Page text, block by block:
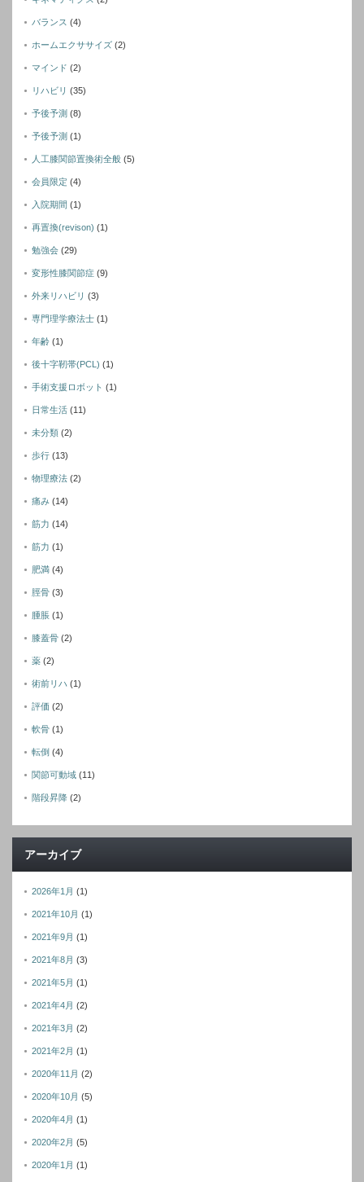
バランス (4)
ホームエクササイズ (2)
マインド (2)
リハビリ (35)
予後予測 (8)
予後予測 (1)
人工膝関節置換術全般 (5)
会員限定 (4)
入院期間 (1)
再置換(revison) (1)
勉強会 (29)
変形性膝関節症 (9)
外来リハビリ (3)
専門理学療法士 (1)
年齢 (1)
後十字靭帯(PCL) (1)
手術支援ロボット (1)
日常生活 (11)
未分類 (2)
歩行 (13)
物理療法 (2)
痛み (14)
筋力 (14)
筋力 (1)
肥満 (4)
脛骨 (3)
腫脹 (1)
膝蓋骨 (2)
薬 (2)
術前リハ (1)
評価 (2)
軟骨 (1)
転倒 (4)
関節可動域 (11)
階段昇降 (2)
アーカイブ
2026年1月 (1)
2021年10月 (1)
2021年9月 (1)
2021年8月 (3)
2021年5月 (1)
2021年4月 (2)
2021年3月 (2)
2021年2月 (1)
2020年11月 (2)
2020年10月 (5)
2020年4月 (1)
2020年2月 (5)
2020年1月 (1)